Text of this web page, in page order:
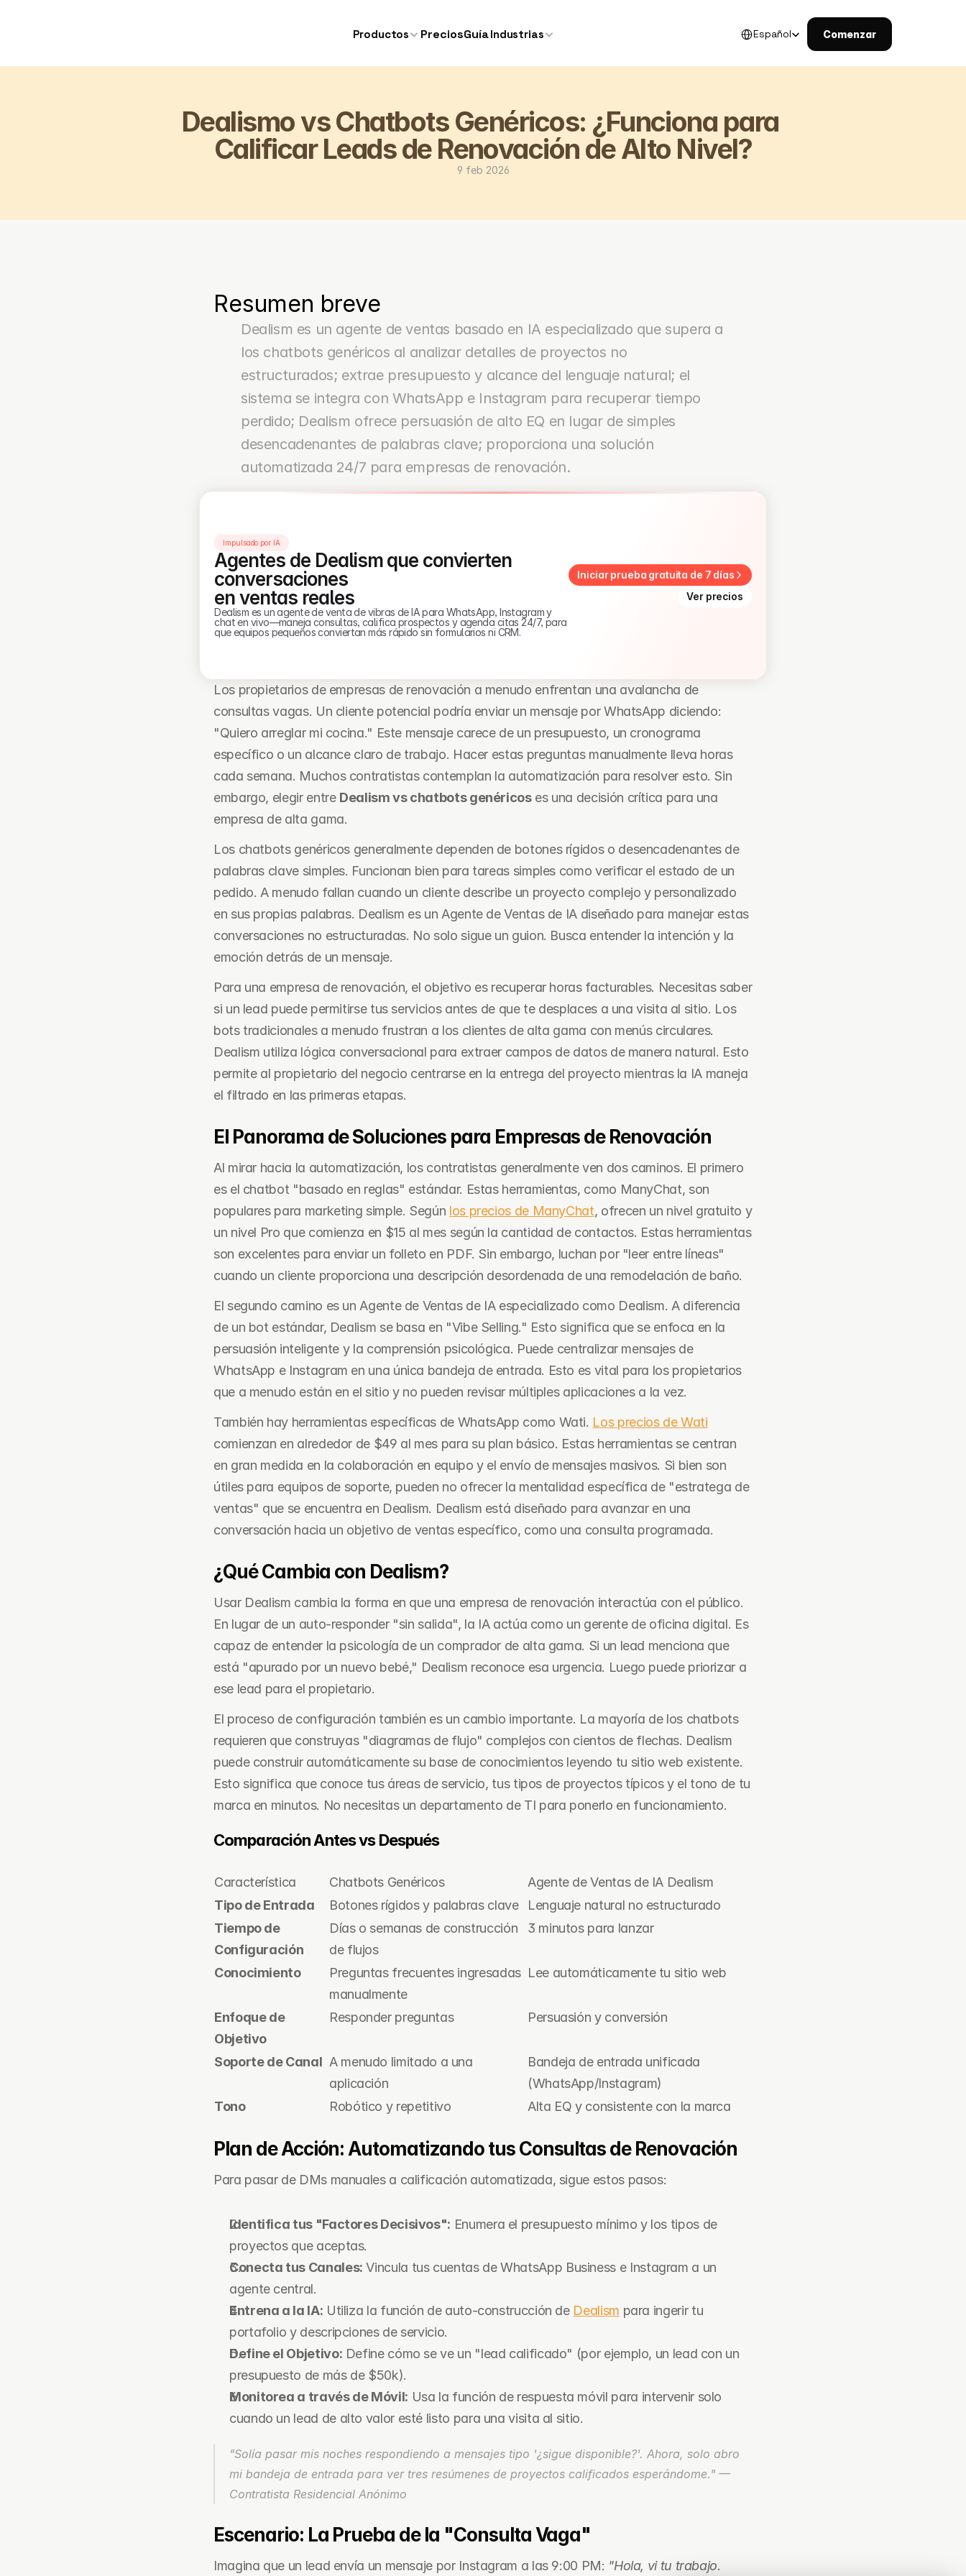
Productos PreciosGuíaIndustrias Español Comenzar
Dealismo vs Chatbots Genéricos: ¿Funciona para
Calificar Leads de Renovación de Alto Nivel?
9 feb 2026
Resumen breve
Dealism es un agente de ventas basado en IA especializado que supera a
los chatbots genéricos al analizar detalles de proyectos no
estructurados; extrae presupuesto y alcance del lenguaje natural; el
sistema se integra con WhatsApp e Instagram para recuperar tiempo
perdido; Dealism ofrece persuasión de alto EQ en lugar de simples
desencadenantes de palabras clave; proporciona una solución
automatizada 24/7 para empresas de renovación.
Impulsado por IA
Agentes de Dealism que convierten
conversaciones
en ventas reales
Dealism es un agente de venta de vibras de IA para WhatsApp, Instagram y
chat en vivo—maneja consultas, califica prospectos y agenda citas 24/7, para
que equipos pequeños conviertan más rápido sin formularios ni CRM.
Iniciar prueba gratuita de 7 días
Ver precios
Los propietarios de empresas de renovación a menudo enfrentan una avalancha de
consultas vagas. Un cliente potencial podría enviar un mensaje por WhatsApp diciendo:
"Quiero arreglar mi cocina." Este mensaje carece de un presupuesto, un cronograma
específico o un alcance claro de trabajo. Hacer estas preguntas manualmente lleva horas
cada semana. Muchos contratistas contemplan la automatización para resolver esto. Sin
embargo, elegir entre Dealism vs chatbots genéricos es una decisión crítica para una
empresa de alta gama.
Los chatbots genéricos generalmente dependen de botones rígidos o desencadenantes de
palabras clave simples. Funcionan bien para tareas simples como verificar el estado de un
pedido. A menudo fallan cuando un cliente describe un proyecto complejo y personalizado
en sus propias palabras. Dealism es un Agente de Ventas de IA diseñado para manejar estas
conversaciones no estructuradas. No solo sigue un guion. Busca entender la intención y la
emoción detrás de un mensaje.
Para una empresa de renovación, el objetivo es recuperar horas facturables. Necesitas saber
si un lead puede permitirse tus servicios antes de que te desplaces a una visita al sitio. Los
bots tradicionales a menudo frustran a los clientes de alta gama con menús circulares.
Dealism utiliza lógica conversacional para extraer campos de datos de manera natural. Esto
permite al propietario del negocio centrarse en la entrega del proyecto mientras la IA maneja
el filtrado en las primeras etapas.
El Panorama de Soluciones para Empresas de Renovación
Al mirar hacia la automatización, los contratistas generalmente ven dos caminos. El primero
es el chatbot "basado en reglas" estándar. Estas herramientas, como ManyChat, son
populares para marketing simple. Según los precios de ManyChat, ofrecen un nivel gratuito y
un nivel Pro que comienza en $15 al mes según la cantidad de contactos. Estas herramientas
son excelentes para enviar un folleto en PDF. Sin embargo, luchan por "leer entre líneas"
cuando un cliente proporciona una descripción desordenada de una remodelación de baño.
El segundo camino es un Agente de Ventas de IA especializado como Dealism. A diferencia
de un bot estándar, Dealism se basa en "Vibe Selling." Esto significa que se enfoca en la
persuasión inteligente y la comprensión psicológica. Puede centralizar mensajes de
WhatsApp e Instagram en una única bandeja de entrada. Esto es vital para los propietarios
que a menudo están en el sitio y no pueden revisar múltiples aplicaciones a la vez.
También hay herramientas específicas de WhatsApp como Wati. Los precios de Wati
comienzan en alrededor de $49 al mes para su plan básico. Estas herramientas se centran
en gran medida en la colaboración en equipo y el envío de mensajes masivos. Si bien son
útiles para equipos de soporte, pueden no ofrecer la mentalidad específica de "estratega de
ventas" que se encuentra en Dealism. Dealism está diseñado para avanzar en una
conversación hacia un objetivo de ventas específico, como una consulta programada.
¿Qué Cambia con Dealism?
Usar Dealism cambia la forma en que una empresa de renovación interactúa con el público.
En lugar de un auto-responder "sin salida", la IA actúa como un gerente de oficina digital. Es
capaz de entender la psicología de un comprador de alta gama. Si un lead menciona que
está "apurado por un nuevo bebé," Dealism reconoce esa urgencia. Luego puede priorizar a
ese lead para el propietario.
El proceso de configuración también es un cambio importante. La mayoría de los chatbots
requieren que construyas "diagramas de flujo" complejos con cientos de flechas. Dealism
puede construir automáticamente su base de conocimientos leyendo tu sitio web existente.
Esto significa que conoce tus áreas de servicio, tus tipos de proyectos típicos y el tono de tu
marca en minutos. No necesitas un departamento de TI para ponerlo en funcionamiento.
Comparación Antes vs Después
Característica Chatbots Genéricos
Agente de Ventas de IA Dealism
Tipo de Entrada
Botones rígidos y palabras clave
Lenguaje natural no estructurado
Tiempo de
Configuración
Días o semanas de construcción
de flujos
3 minutos para lanzar
Conocimiento
Preguntas frecuentes ingresadas
manualmente
Lee automáticamente tu sitio web
Enfoque de
Objetivo
Responder preguntas Persuasión y conversión
Soporte de Canal A menudo limitado a una
aplicación
Bandeja de entrada unificada
(WhatsApp/Instagram)
Tono
Robótico y repetitivo Alta EQ y consistente con la marca
Plan de Acción: Automatizando tus Consultas de Renovación
Para pasar de DMs manuales a calificación automatizada, sigue estos pasos:
Identifica tus "Factores Decisivos": Enumera el presupuesto mínimo y los tipos de
proyectos que aceptas.
Conecta tus Canales: Vincula tus cuentas de WhatsApp Business e Instagram a un
agente central.
Entrena a la IA: Utiliza la función de auto-construcción de Dealism para ingerir tu
portafolio y descripciones de servicio.
Define el Objetivo: Define cómo se ve un "lead calificado" (por ejemplo, un lead con un
presupuesto de más de $50k).
Monitorea a través de Móvil: Usa la función de respuesta móvil para intervenir solo
cuando un lead de alto valor esté listo para una visita al sitio.
"Solía pasar mis noches respondiendo a mensajes tipo '¿sigue disponible?'. Ahora, solo abro
mi bandeja de entrada para ver tres resúmenes de proyectos calificados esperándome." —
Contratista Residencial Anónimo
Escenario: La Prueba de la "Consulta Vaga"
Imagina que un lead envía un mensaje por Instagram a las 9:00 PM: "Hola, vi tu trabajo.